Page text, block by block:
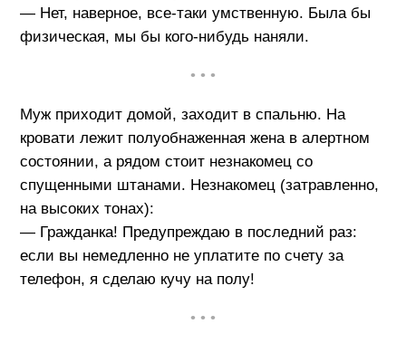
— Нет, наверное, все-таки умственную. Была бы
физическая, мы бы кого-нибудь наняли.
• • •
Муж приходит домой, заходит в спальню. На
кровати лежит полуобнаженная жена в алертном
состоянии, а рядом стоит незнакомец со
спущенными штанами. Незнакомец (затравленно,
на высоких тонах):
— Гражданка! Предупреждаю в последний раз:
если вы немедленно не уплатите по счету за
телефон, я сделаю кучу на полу!
• • •